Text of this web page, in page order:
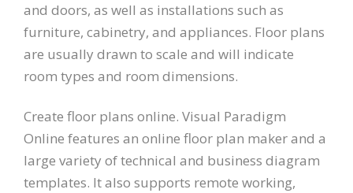
and doors, as well as installations such as
furniture, cabinetry, and appliances. Floor plans
are usually drawn to scale and will indicate
room types and room dimensions.
Create floor plans online. Visual Paradigm
Online features an online floor plan maker and a
large variety of technical and business diagram
templates. It also supports remote working,